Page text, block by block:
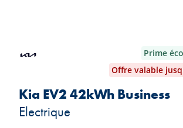
Prime
Offre valable
Kia EV2 42kWh Business
Electrique